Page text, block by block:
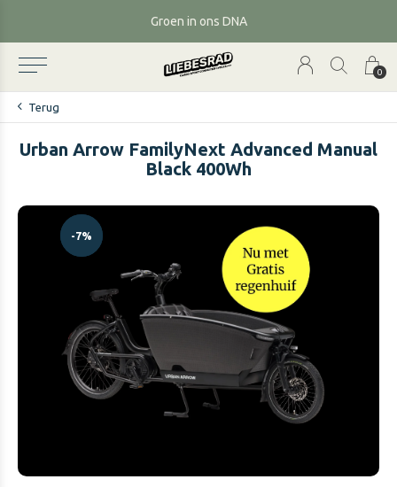
0
Groen in ons DNA
Terug
Urban Arrow FamilyNext Advanced Manual
Black 400Wh
-7%
-7%